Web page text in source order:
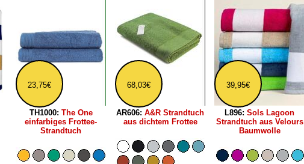
23,75€
TH1000: The One
einfarbiges Frottee-
Strandtuch
68,03€
AR606: A&R Strandtuch
aus dichtem Frottee
39,95€
L896: Sols Lagoon
Strandtuch aus Velours
Baumwolle